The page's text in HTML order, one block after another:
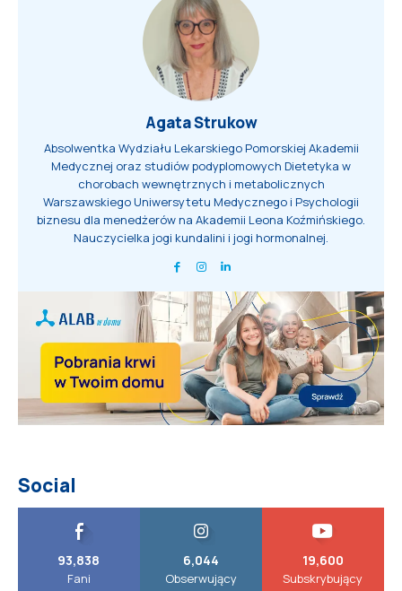
Agata Strukow
Absolwentka Wydziału Lekarskiego Pomorskiej Akademii
Medycznej oraz studiów podyplomowych Dietetyka w
chorobach wewnętrznych i metabolicznych
Warszawskiego Uniwersytetu Medycznego i Psychologii
biznesu dla menedżerów na Akademii Leona Koźmińskiego.
Nauczycielka jogi kundalini i jogi hormonalnej.
Social
93,838
Fani
6,044
Obserwujący
19,600
Subskrybujący